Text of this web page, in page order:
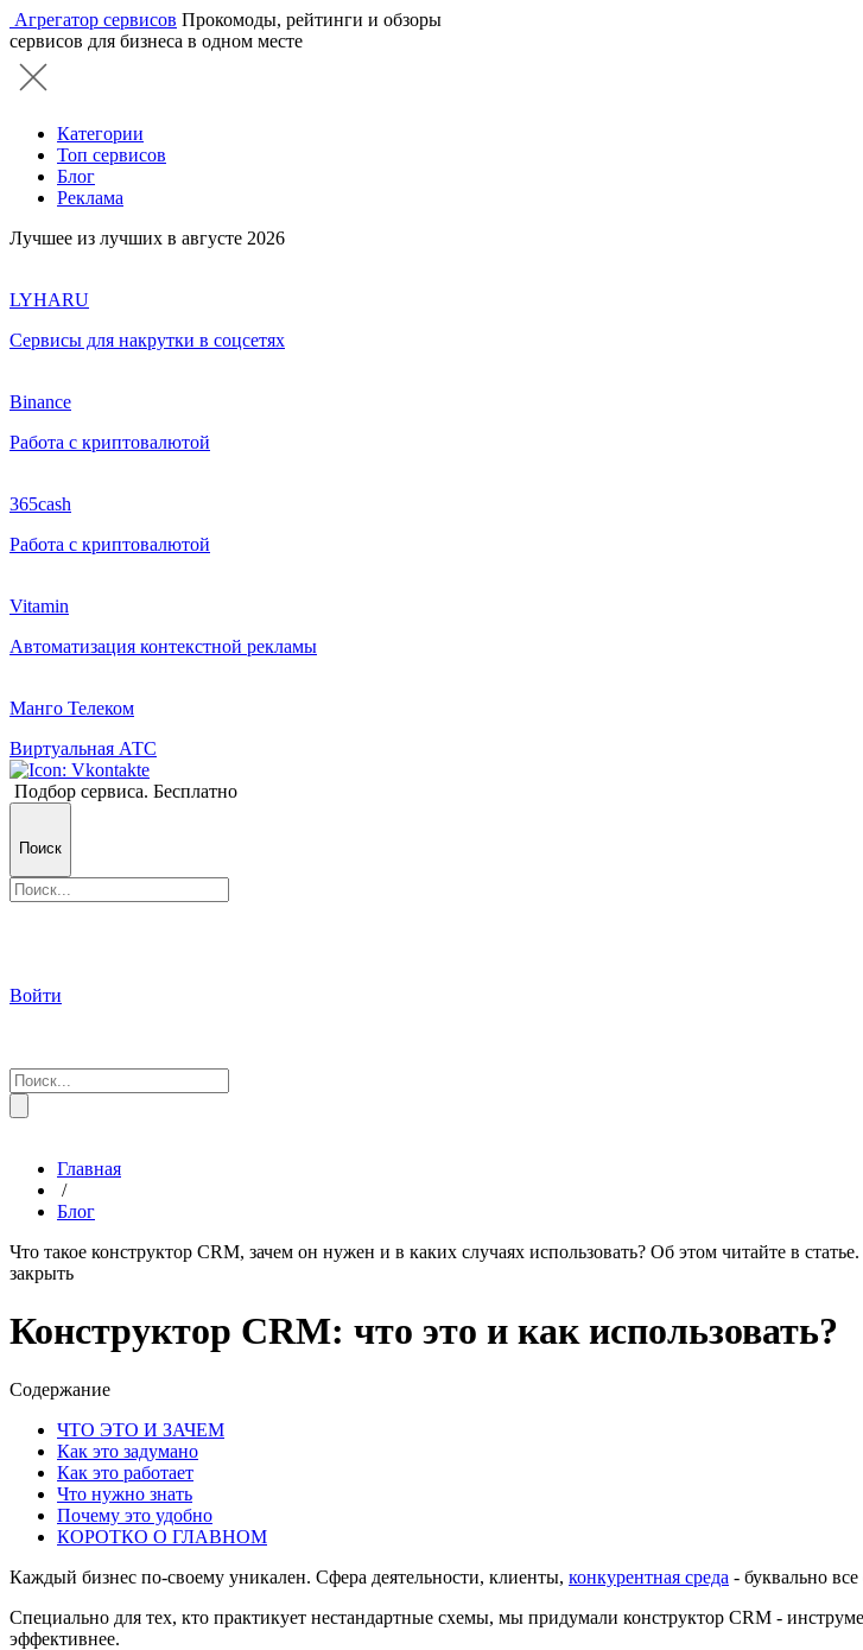
Агрегатор сервисов Прокомоды, рейтинги и обзоры
сервисов для бизнеса в одном месте
Категории
Топ сервисов
Блог
Реклама
Лучшее из лучших в августе 2026
LYHARU
Сервисы для накрутки в соцсетях
Binance
Работа с криптовалютой
365cash
Работа с криптовалютой
Vitamin
Автоматизация контекстной рекламы
Манго Телеком
Виртуальная АТС
Подбор сервиса. Бесплатно
Поиск
Войти
Главная
/
Блог
Что такое конструктор CRM, зачем он нужен и в каких случаях использовать? Об этом читайте в
закрыть
Конструктор CRM: что это и как использовать?
Содержание
ЧТО ЭТО И ЗАЧЕМ
Как это задумано
Как это работает
Что нужно знать
Почему это удобно
КОРОТКО О ГЛАВНОМ
Каждый бизнес по-своему уникален. Сфера деятельности, клиенты, конкурентная среда - буквально
Специально для тех, кто практикует нестандартные схемы, мы придумали конструктор CRM -
эффективнее.